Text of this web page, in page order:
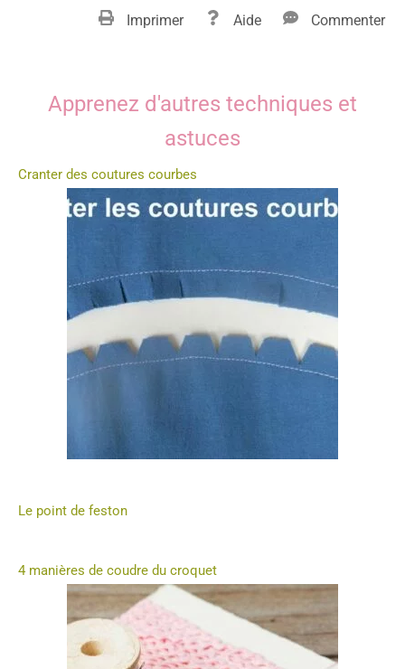
Imprimer Aide Commenter
Apprenez d'autres techniques et
astuces
Cranter des coutures courbes
Le point de feston
4 manières de coudre du croquet